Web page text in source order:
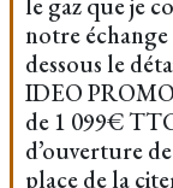
notre
dessous le
IDEO
de 1 099€
d’ouverture
place de la